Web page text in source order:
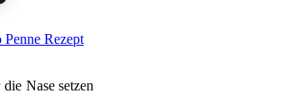
Penne Rezept
Nase setzen